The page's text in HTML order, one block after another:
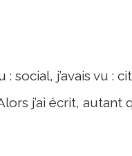
social, j’avais vu :
j’ai écrit, autant